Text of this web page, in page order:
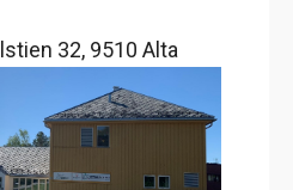
32, 9510 Alta